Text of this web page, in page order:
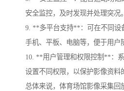
安全监控，及时发现并处理突况。
9. **多平台支持**：可在不同设
手机、平板、电脑等，便于用户
10. **用户管理和权限控制**：
设置不同权限，以保护影像资料
总体来说，体育场馆影像采集回